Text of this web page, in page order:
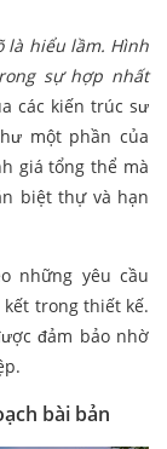
là hiểu lầm. Hình
sự hợp nhất
các kiến trúc sư
một phần của
giá tổng thể mà
biệt thự và hạn
những yêu cầu
trong thiết kế.
đảm bảo nhờ
bài bản